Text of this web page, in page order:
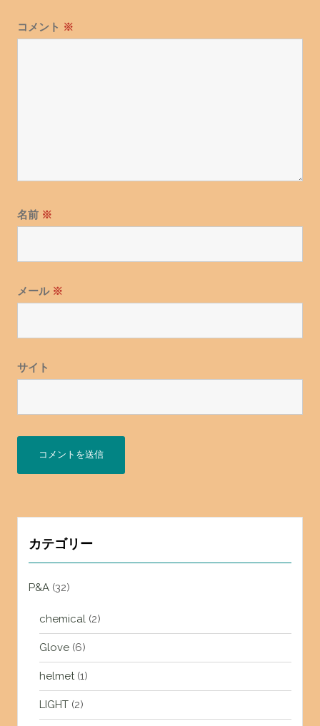
コメント ※
名前 ※
メール ※
サイト
カテゴリー
P&A(32)
chemical(2)
Glove(6)
helmet(1)
LIGHT(2)